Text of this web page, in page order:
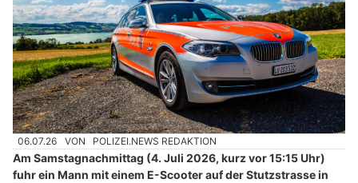
06.07.26 VON POLIZEI.NEWS REDAKTION
Am Samstagnachmittag (4. Juli 2026, kurz vor 15:15 Uhr)
fuhr ein Mann mit einem E-Scooter auf der Stutzstrasse in